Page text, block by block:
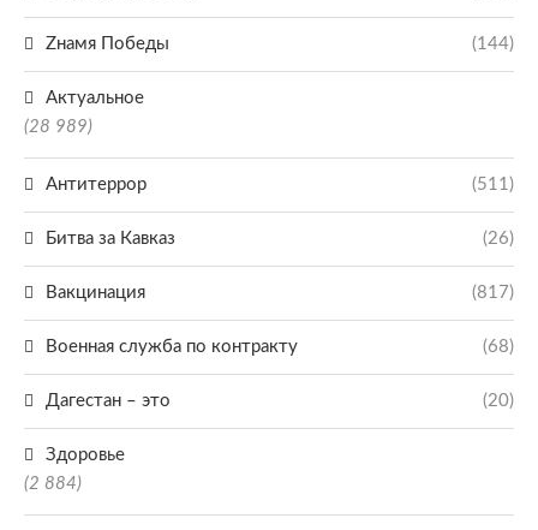
Zнамя Победы (144)
Актуальное
(28 989)
Антитеррор (511)
Битва за Кавказ (26)
Вакцинация (817)
Военная служба по контракту (68)
Дагестан – это (20)
Здоровье
(2 884)